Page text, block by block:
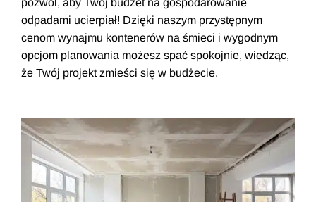
pozwól, aby Twój budżet na gospodarowanie
odpadami ucierpiał! Dzięki naszym przystępnym
cenom wynajmu kontenerów na śmieci i wygodnym
opcjom planowania możesz spać spokojnie, wiedząc,
że Twój projekt zmieści się w budżecie.